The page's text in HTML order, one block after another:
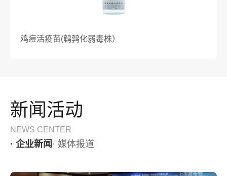
鸡痘活疫苗(鹌鹑化弱毒株）
新闻活动
NEWS CENTER
· 企业新闻 · 媒体报道